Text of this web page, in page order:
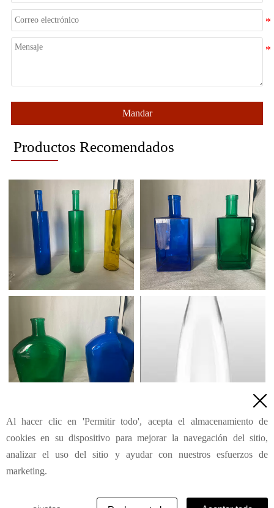
Mandar
Productos Recomendados
6 7
todos los derechos

Al hacer clic en 'Permitir todo', acepta el almacenamiento de
cookies en su dispositivo para mejorar la navegación del sitio,
analizar el uso del sitio y ayudar con nuestros esfuerzos de
marketing.